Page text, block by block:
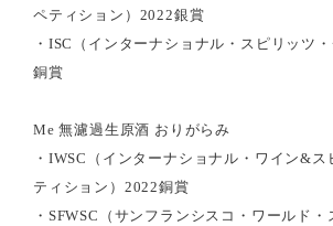
ペティション）2022銀賞
・ISC（インターナショナル・スピリッツ
銅賞
Me 無濾過生原酒 おりがらみ
・IWSC（インターナショナル・ワイン&ス
ティション）2022銅賞
・SFWSC（サンフランシスコ・ワールド